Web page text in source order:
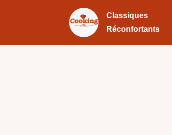
Classiques
Réconfortants